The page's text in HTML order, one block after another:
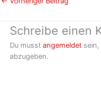
Schreibe einen
Du musst angemeldet
abzugeben.